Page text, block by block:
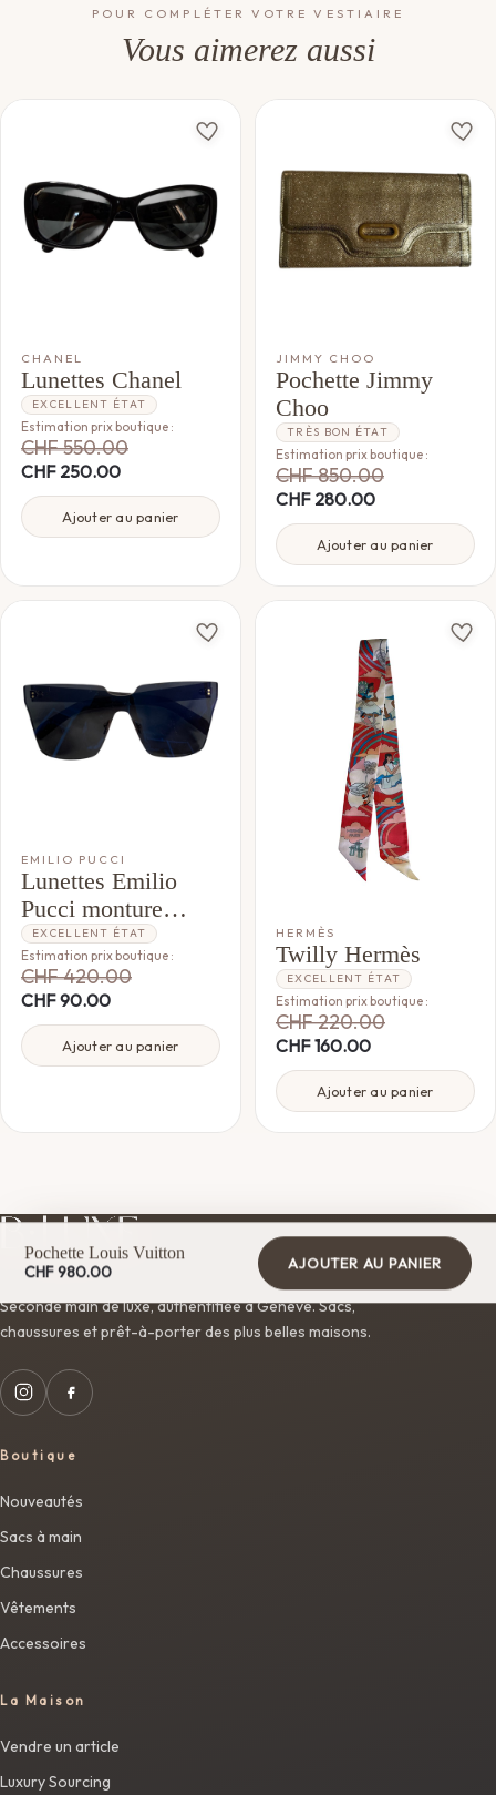
POUR COMPLÉTER VOTRE VESTIAIRE
Vous aimerez aussi
CHANEL
Lunettes Chanel
EXCELLENT ÉTAT
Estimation prix boutique :
CHF550.00
CHF250.00
Ajouter au panier
JIMMY CHOO
Pochette Jimmy
Choo
TRÈS BON ÉTAT
Estimation prix boutique :
CHF850.00
CHF280.00
Ajouter au panier
EMILIO PUCCI
Lunettes Emilio
Pucci monture
carrée
EXCELLENT ÉTAT
Estimation prix boutique :
CHF420.00
CHF90.00
Ajouter au panier
HERMÈS
Twilly Hermès
EXCELLENT ÉTAT
Estimation prix boutique :
CHF220.00
CHF160.00
Ajouter au panier
Pochette Louis Vuitton
CHF980.00 AJOUTER AU PANIER
Seconde main de luxe, authentifiée à Genève. Sacs,
chaussures et prêt-à-porter des plus belles maisons.
Boutique
Nouveautés
Sacs à main
Chaussures
Vêtements
Accessoires
La Maison
Vendre un article
Luxury Sourcing